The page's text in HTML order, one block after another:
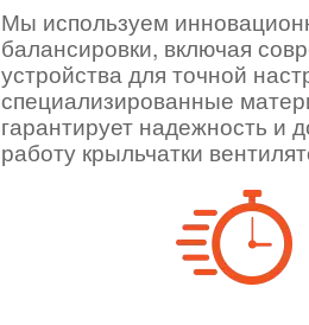
Мы используем
балансировки, включая
устройства для точной
специализированные
гарантирует надежность и
работу крыльчатки